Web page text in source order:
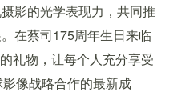
影的光学表现力，共同推
在蔡司175周年生日来临
礼物，让每个人充分享受
像战略合作的最新成